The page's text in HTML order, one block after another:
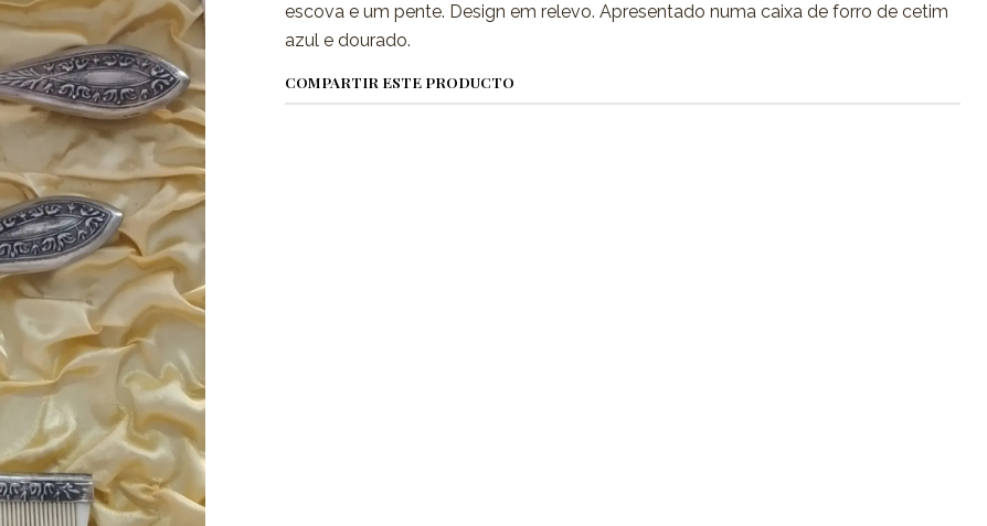
escova e um pente. Design em relevo. Apresentado numa caixa de forro de cetim
azul e dourado.
COMPARTIR ESTE PRODUCTO